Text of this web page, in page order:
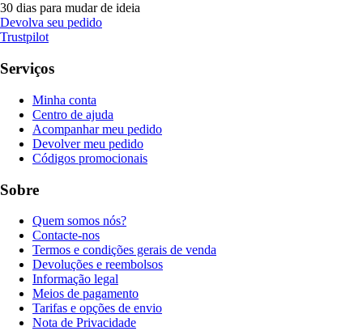
30 dias para mudar de ideia
Devolva seu pedido
Trustpilot
Serviços
Minha conta
Centro de ajuda
Acompanhar meu pedido
Devolver meu pedido
Códigos promocionais
Sobre
Quem somos nós?
Contacte-nos
Termos e condições gerais de venda
Devoluções e reembolsos
Informação legal
Meios de pagamento
Tarifas e opções de envio
Nota de Privacidade